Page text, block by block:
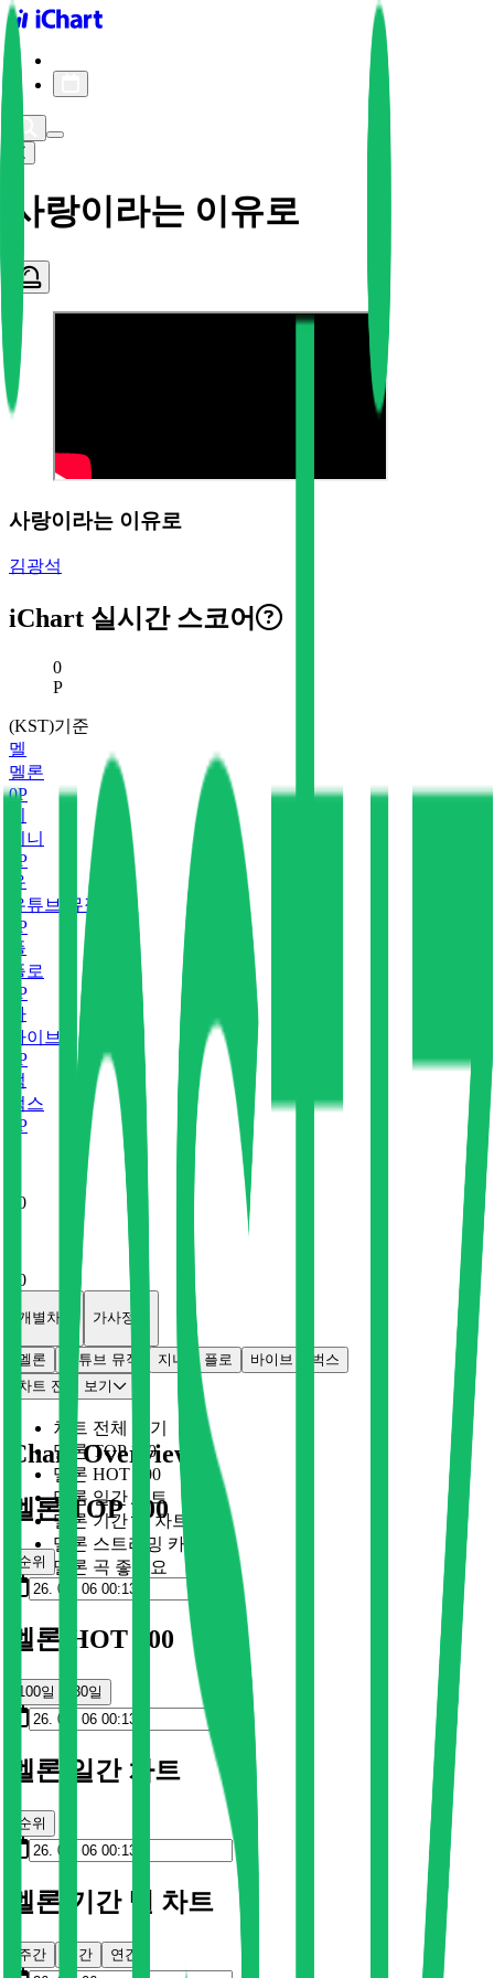
iChart logo
사랑이라는 이유로
사랑이라는 이유로
김광석
iChart 실시간 스코어
현재 스코어
0
P
(KST)기준
멜
멜론
0P
지니
P
유
유튜브 뮤직
P
플
플로
P
바
바이브
P
벅
벅스
P
0
0
개별차트 가사정보
멜론 유튜브 뮤직 지니 플로 바이브
벅스
차트 전체 보기
차트 전체 보기
멜론 TOP 100
멜론 HOT 100
멜론 일간 차트
멜론 기간 별 차트
멜론 스트리밍 카드
멜론 곡 좋아요
Chart Overview
멜론 TOP 100
순위
멜론 HOT 100
100일 30일
멜론 일간 차트
순위
멜론 기간 별 차트
주간 월간 연간